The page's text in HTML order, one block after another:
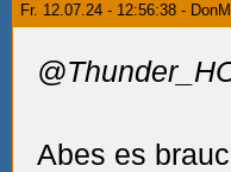
Fr. 12.07.24 - 12:56:38 -
Abes es